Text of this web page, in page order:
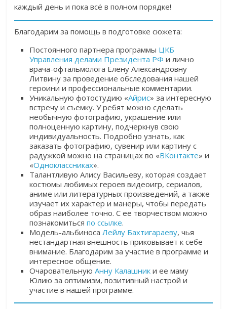
каждый день и пока всё в полном порядке!
Благодарим за помощь в подготовке сюжета:
Постоянного партнера программы ЦКБ
Управления делами Президента РФ и лично
врача-офтальмолога Елену Александровну
Литвину за проведение обследования нашей
героини и профессиональные комментарии.
Уникальную фотостудию «Айрис» за интересную
встречу и съемку. У ребят можно сделать
необычную фотографию, украшение или
полноценную картину, подчеркнув свою
индивидуальность. Подробно узнать, как
заказать фотографию, сувенир или картину с
радужкой можно на страницах во «ВКонтакте»и
«Одноклассниках».
Талантливую Алису Васильеву, которая создает
костюмы любимых героев видеоигр, сериалов,
аниме или литературных произведений, а также
изучает их характер и манеры, чтобы передать
образ наиболее точно. С ее творчеством можно
познакомитьсяпо ссылке.
Модель-альбиносаЛейлу Бахтигараеву, чья
нестандартная внешность приковывает к себе
внимание. Благодарим за участие в программе и
интересное общение.
ОчаровательнуюАнну Калашники ее маму
Юлию за оптимизм, позитивный настрой и
участие в нашей программе.